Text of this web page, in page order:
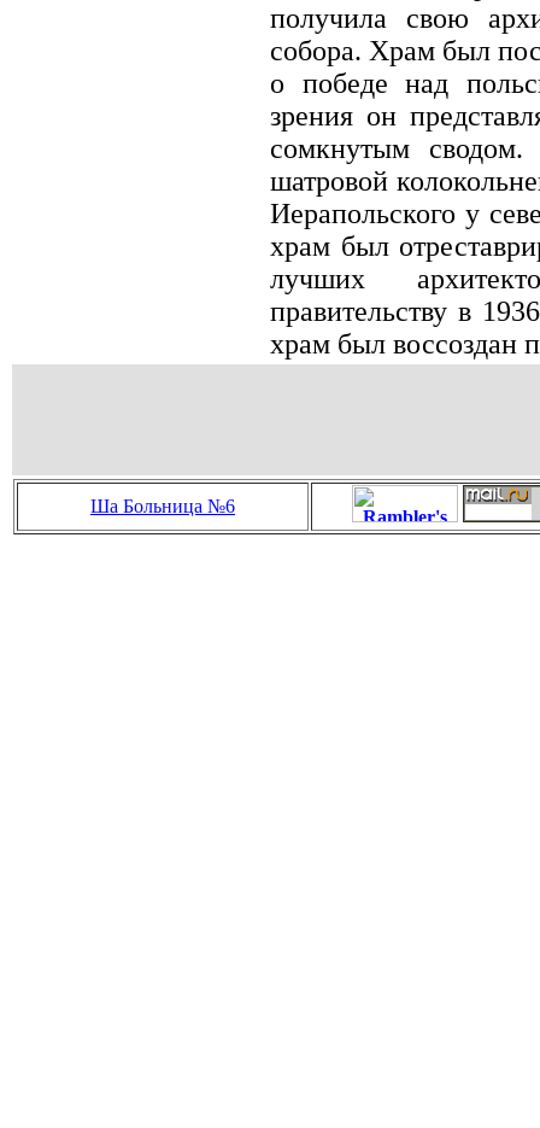
получила свою
собора. Храм был
о победе над
зрения он
сомкнутым сводом.
шатровой
Иерапольского у
храм был
лучших
правительству в
храм был воссоздан
Ша Больница №6